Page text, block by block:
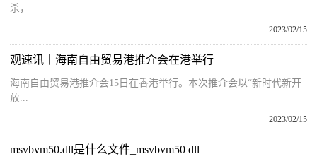
杀，...
2023/02/15
观速讯丨海南自由贸易港推介会在港举行
海南自由贸易港推介会15日在香港举行。本次推介会以“新时代新开
放...
2023/02/15
msvbvm50.dll是什么文件_msvbvm50 dll